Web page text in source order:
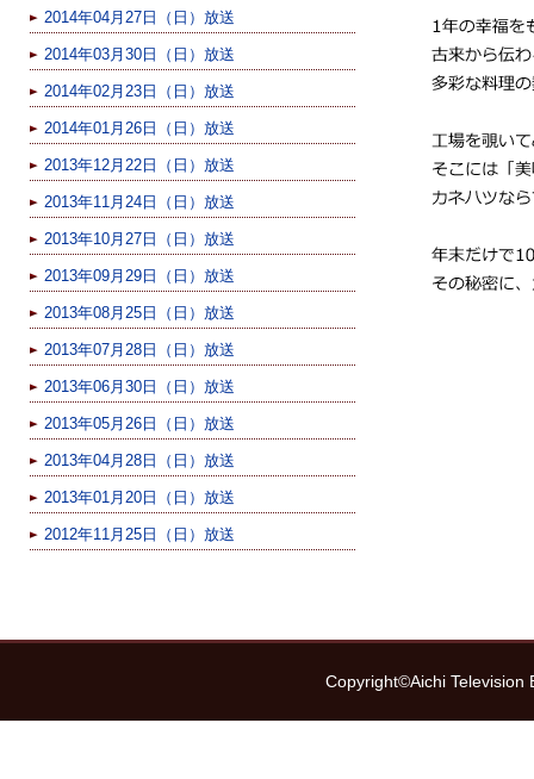
2014年04月27日（日）放送
2014年03月30日（日）放送
2014年02月23日（日）放送
2014年01月26日（日）放送
2013年12月22日（日）放送
2013年11月24日（日）放送
2013年10月27日（日）放送
2013年09月29日（日）放送
2013年08月25日（日）放送
2013年07月28日（日）放送
2013年06月30日（日）放送
2013年05月26日（日）放送
2013年04月28日（日）放送
2013年01月20日（日）放送
2012年11月25日（日）放送
Copyright©Aichi Television